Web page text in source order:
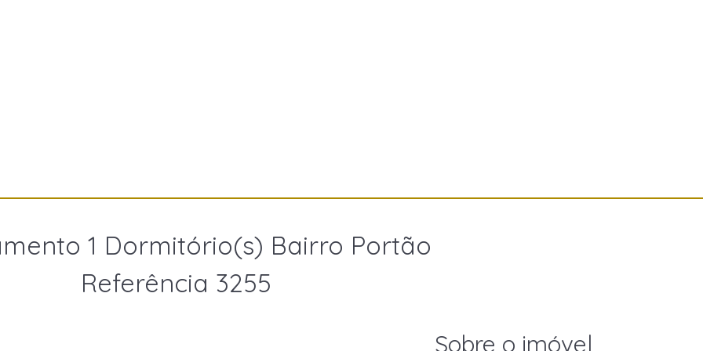
1 Dormitório(s) Bairro Portão
Referência 3255
Sobre o imóvel